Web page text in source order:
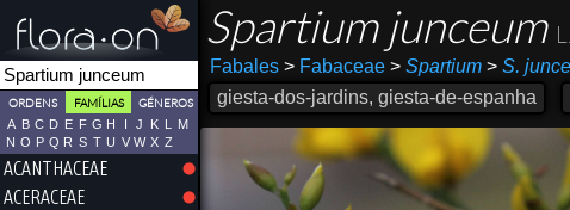
ORDENS FAMÍLIAS GÉNEROS
A B C D E F G H I J K L
M
N O P Q R S T U V W X Z
ACANTHACEAE
ACERACEAE
Spartium junceum
Fabales >Fabaceae > Spartium > S.
giesta-dos-jardins, giesta-de-espanha